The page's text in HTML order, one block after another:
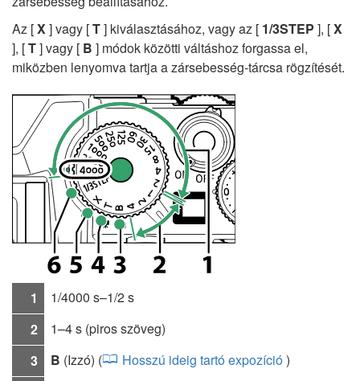
Az [X] vagy [T] kiválasztásához, vagy az [ 1/3STEP ], [X
], [T] vagy [ B ] módok közötti váltáshoz forgassa el,
miközben lenyomva tartja a zársebesség-tárcsa rögzítését.
1
1/4000 s–1/2 s
2
1–4 s (piros szöveg)
3
B (Izzó) ( Hosszú ideig tartó expozíció)